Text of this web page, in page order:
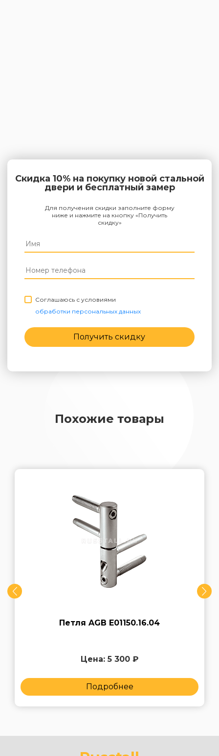
Скидка 10% на покупку новой стальной
двери и бесплатный замер
Для получения скидки заполните форму
ниже и нажмите на кнопку «Получить
скидку»
Соглашаюсь с условиями
обработки персональных данных
Получить скидку
Похожие товары
Петля AGB E01150.16.04
Цена: 5 300 ₽
Подробнее